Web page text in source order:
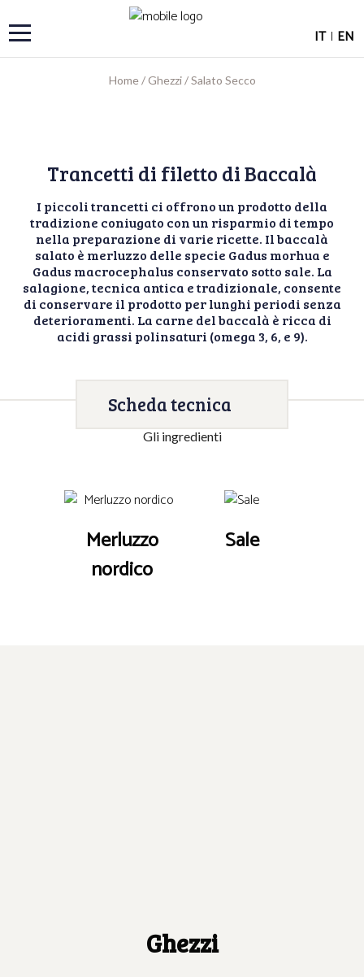
IT | EN
Home/Ghezzi/Salato Secco
Trancetti di filetto di Baccalà
I piccoli trancetti ci offrono un prodotto della
tradizione coniugato con un risparmio di tempo
nella preparazione di varie ricette. Il baccalà
salato è merluzzo delle specie Gadus morhua e
Gadus macrocephalus conservato sotto sale. La
salagione, tecnica antica e tradizionale, consente
di conservare il prodotto per lunghi periodi senza
deterioramenti. La carne del baccalà è ricca di
acidi grassi polinsaturi (omega 3, 6, e 9).
Scheda tecnica
Gli ingredienti
Merluzzo
nordico
Sale
Ghezzi